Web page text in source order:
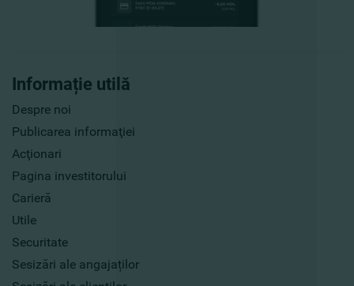
Informație utilă
Despre noi
Publicarea informaţiei
Acţionari
Pagina investitorului
Carieră
Utile
Securitate
Sesizări ale angajaților